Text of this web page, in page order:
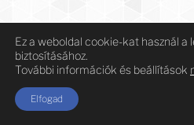
Ez a weboldal cookie-kat használ a
biztosításához.
További információk és beállítások
Elfogad